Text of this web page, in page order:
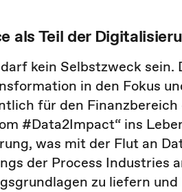
als Teil der
kein Selbstzweck sein.
in den Fokus
für den
#Data2Impact“ ins
was mit der Flut an
der Process Industries
zu liefern